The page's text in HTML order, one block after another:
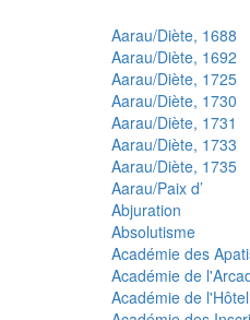
Aarau/Diète, 1688
Aarau/Diète, 1692
Aarau/Diète, 1725
Aarau/Diète, 1730
Aarau/Diète, 1731
Aarau/Diète, 1733
Aarau/Diète, 1735
Aarau/Paix d’
Abjuration
Absolutisme
Académie des
Académie de
Académie de